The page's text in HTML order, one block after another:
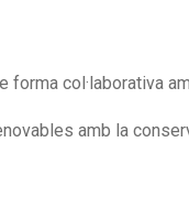
forma col·laborativa
amb la